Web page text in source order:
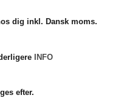
dig inkl. Dansk moms.
INFO
efter.